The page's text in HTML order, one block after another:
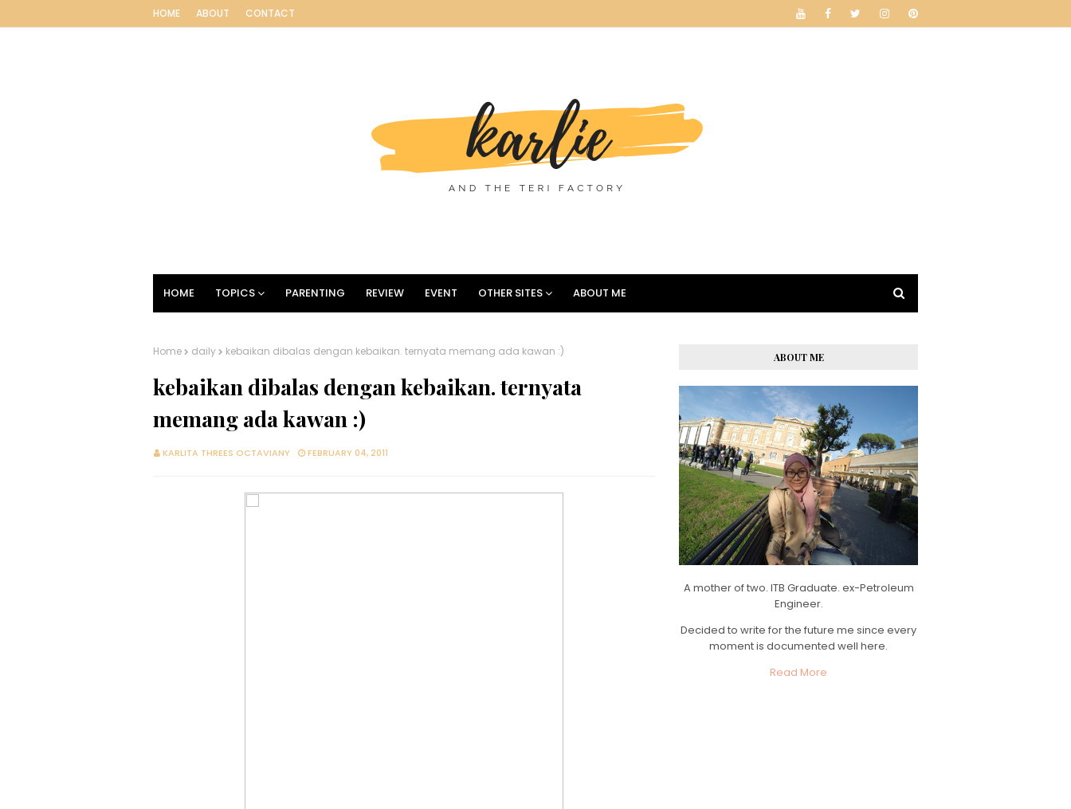
HOME ABOUT CONTACT
HOME TOPICS PARENTING REVIEW EVENT OTHER SITES ABOUT ME
Home daily kebaikan dibalas dengan kebaikan. ternyata memang ada kawan :)
kebaikan dibalas dengan kebaikan. ternyata
memang ada kawan :)
KARLITA THREES OCTAVIANY FEBRUARY 04, 2011
ABOUT ME
A mother of two. ITB Graduate. ex-Petroleum
Engineer.
Decided to write for the future me since every
moment is documented well here.
Read More